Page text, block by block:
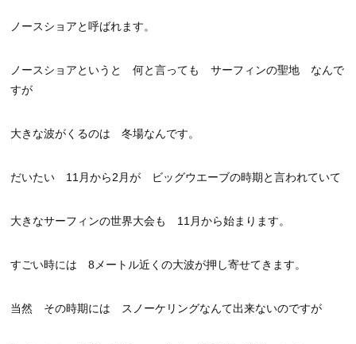
ノースショアと呼ばれます。
ノースショアというと 何と言っても サーフィンの聖地 なんで
すが
大きな波がくるのは 冬場なんです。
だいたい 11月から2月が ビッグウエーブの時期と言われていて
大きなサーフィンの世界大会も 11月から始まります。
すごい時には 8メートル近くの大波が押し寄せてきます。
当然 その時期には スノーケリングなんて出来ないのですが